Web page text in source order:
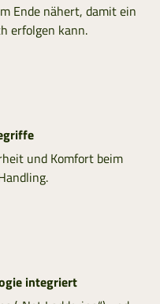
Ende nähert, damit ein
erfolgen kann.
und Komfort beim
integriert